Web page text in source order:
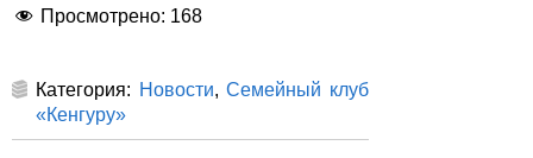
Просмотрено: 168
Категория: Новости,Семейный клуб
«Кенгуру»